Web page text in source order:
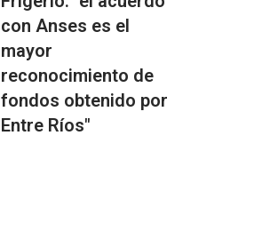
con Anses es el
mayor
reconocimiento de
fondos obtenido por
Entre Ríos"